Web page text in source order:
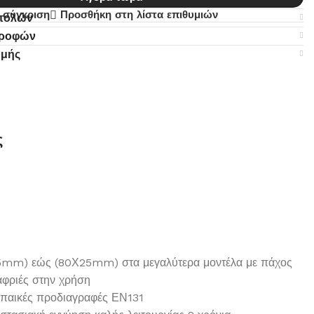
Προσθήκη στη λίστα επιθυμιών
εώς (80Χ25mm) στα μεγαλύτερα μοντέλα με πάχος
στην χρήση
προδιαγραφές ΕΝ131